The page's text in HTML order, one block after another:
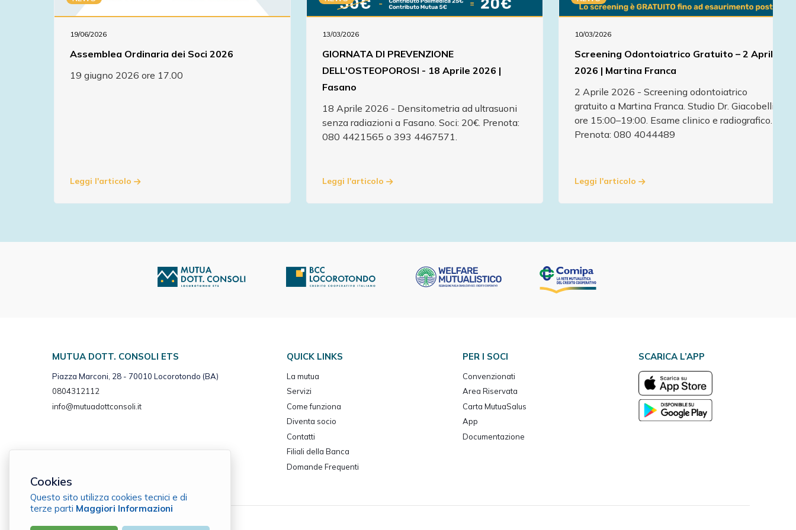
19/06/2026
Assemblea Ordinaria dei Soci 2026
19 giugno 2026 ore 17.00
Leggi l'articolo
13/03/2026
GIORNATA DI PREVENZIONE
DELL'OSTEOPOROSI - 18 Aprile 2026 |
Fasano
18 Aprile 2026 - Densitometria ad ultrasuoni
senza radiazioni a Fasano. Soci: 20€. Prenota:
080 4421565 o 393 4467571.
Leggi l'articolo
10/03/2026
Screening Odontoiatrico Gratuito – 2 Aprile
2026 | Martina Franca
2 Aprile 2026 - Screening odontoiatrico
gratuito a Martina Franca. Studio Dr. Giacobelli,
ore 15:00–19:00. Esame clinico e radiografico.
Prenota: 080 4044489
Leggi l'articolo
MUTUA DOTT. CONSOLI ETS
Piazza Marconi, 28 - 70010 Locorotondo (BA)
0804312112
info@mutuadottconsoli.it
QUICK LINKS
La mutua
Servizi
Come funziona
Diventa socio
Contatti
Filiali della Banca
Domande Frequenti
PER I SOCI
Convenzionati
Area Riservata
Carta MutuaSalus
App
Documentazione
SCARICA L’APP
Cookies
Questo sito utilizza cookies tecnici e di
terze parti Maggiori Informazioni